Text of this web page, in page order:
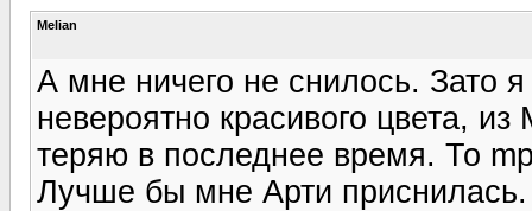
Melian
А мне ничего не снилось. Зато
невероятно красивого цвета,
теряю в последнее время. То
Лучше бы мне Арти приснилась.